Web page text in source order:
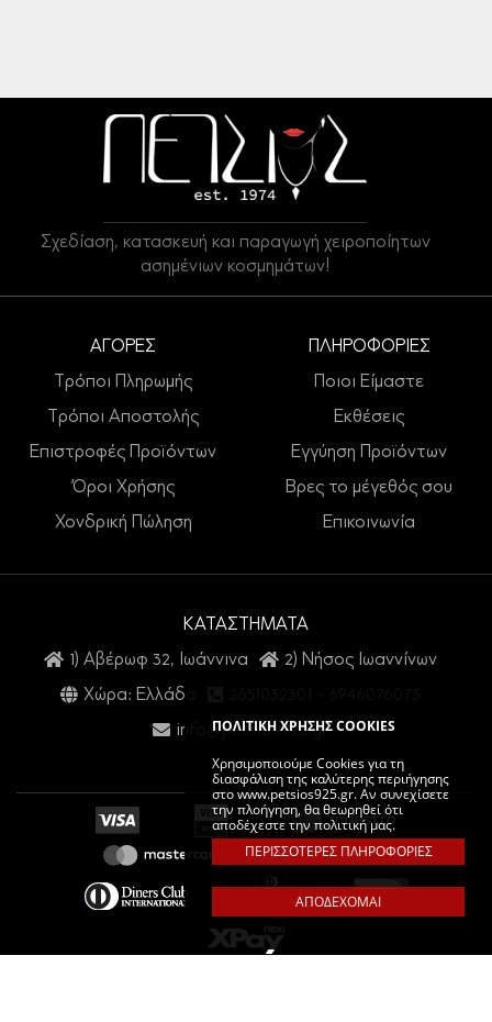
ΠΟΛΙΤΙΚΗ ΧΡΗΣΗΣ COOKIES
Χρησιμοποιούμε Cookies για τη
διασφάλιση της καλύτερης περιήγησης
στο www.petsios925.gr. Αν συνεχίσετε
την πλοήγηση, θα θεωρηθεί ότι
αποδέχεστε την πολιτική μας.
ΠΕΡΙΣΣΟΤΕΡΕΣ ΠΛΗΡΟΦΟΡΙΕΣ
ΑΠΟΔΕΧΟΜΑΙ
Σχεδίαση, κατασκευή και παραγωγή χειροποίητων
ασημένιων κοσμημάτων!
ΑΓΟΡΕΣ
Τρόποι Πληρωμής
Τρόποι Αποστολής
Επιστροφές Προϊόντων
Όροι Χρήσης
Χονδρική Πώληση
ΠΛΗΡΟΦΟΡΙΕΣ
Ποιοι Είμαστε
Εκθέσεις
Εγγύηση Προϊόντων
Βρες το μέγεθός σου
Επικοινωνία
ΚΑΤΑΣΤΗΜΑΤΑ
1) Αβέρωφ 32, Ιωάννινα
2) Νήσος Ιωαννίνων
Χώρα: Ελλάδα
info@petsios925.gr